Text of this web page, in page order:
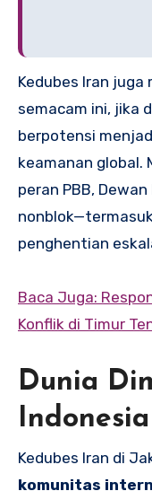
Kedubes Iran
semacam ini, jika
berpotensi
keamanan global.
peran PBB,
penghentian
Baca Juga:
Konflik di Timur
Dunia
Kedubes Iran di
komunitas